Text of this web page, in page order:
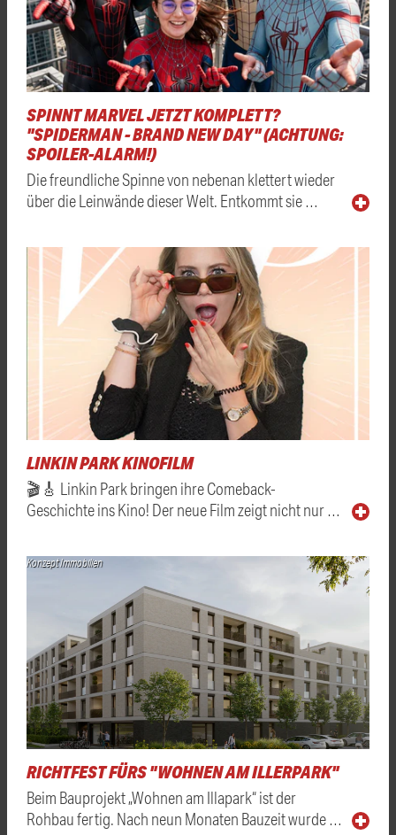
SPINNT MARVEL JETZT KOMPLETT?
"SPIDERMAN - BRAND NEW DAY" (ACHTUNG:
SPOILER-ALARM!)
Die freundliche Spinne von nebenan klettert wieder
über die Leinwände dieser Welt. Entkommt sie …
LINKIN PARK KINOFILM
🎬🎸 Linkin Park bringen ihre Comeback-
Geschichte ins Kino! Der neue Film zeigt nicht nur …
Konzept Immobilien
RICHTFEST FÜRS "WOHNEN AM ILLERPARK"
Beim Bauprojekt „Wohnen am Illapark“ ist der
Rohbau fertig. Nach neun Monaten Bauzeit wurde …